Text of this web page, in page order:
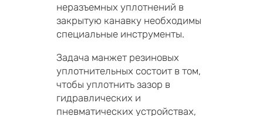
неразъемных уплотнений в
закрытую канавку необходимы
специальные инструменты.
Задача манжет резиновых
уплотнительных состоит в том,
чтобы уплотнить зазор в
гидравлических и
пневматических устройствах,